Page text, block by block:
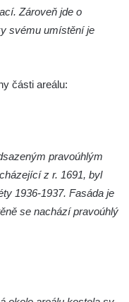
v
Zároveň jde o
svému umístění je
části areálu:
pravoúhlým
z r. 1691, byl
1936-1937. Fasáda je
se nachází pravoúhlý